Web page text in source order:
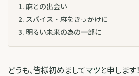
1. 麻との出会い
2. スパイス・麻をきっかけに
3. 明るい未来の為の一部に
どうも、皆様初めましてマツと申します！